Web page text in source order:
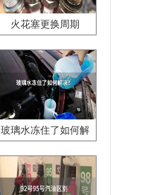
火花塞更换周期
玻璃水冻住了如何解